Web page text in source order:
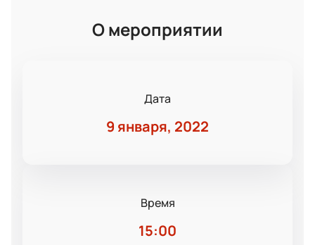
О мероприятии
Дата
9 января, 2022
Время
15:00